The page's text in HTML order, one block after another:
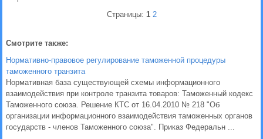
Страницы: 1 2
Смотрите также:
Нормативно-правовое регулирование таможенной процедуры
таможенного транзита
Нормативная база существующей схемы информационного
взаимодействия при контроле транзита товаров: Таможенный кодекс
Таможенного союза. Решение КТС от 16.04.2010 № 218 "Об
организации информационного взаимодействия таможенных органов
государств - членов Таможенного союза". Приказ Федеральн ...